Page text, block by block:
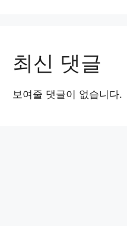
최신 댓글
보여줄 댓글이 없습니다.